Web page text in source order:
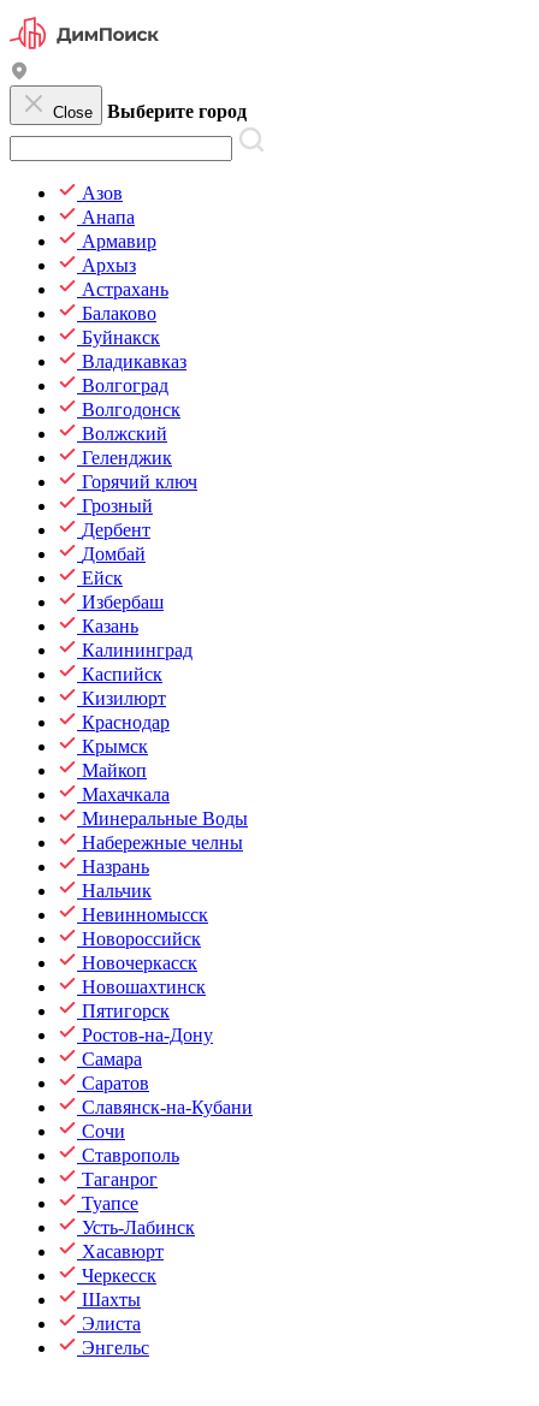
Close Выберите город
Азов
Анапа
Армавир
Архыз
Астрахань
Балаково
Буйнакск
Владикавказ
Волгоград
Волгодонск
Волжский
Геленджик
Горячий ключ
Грозный
Дербент
Домбай
Ейск
Избербаш
Казань
Калининград
Каспийск
Кизилюрт
Краснодар
Крымск
Майкоп
Махачкала
Минеральные Воды
Набережные челны
Назрань
Нальчик
Невинномысск
Новороссийск
Новочеркасск
Новошахтинск
Пятигорск
Ростов-на-Дону
Самара
Саратов
Славянск-на-Кубани
Сочи
Ставрополь
Таганрог
Туапсе
Усть-Лабинск
Хасавюрт
Черкесск
Шахты
Элиста
Энгельс